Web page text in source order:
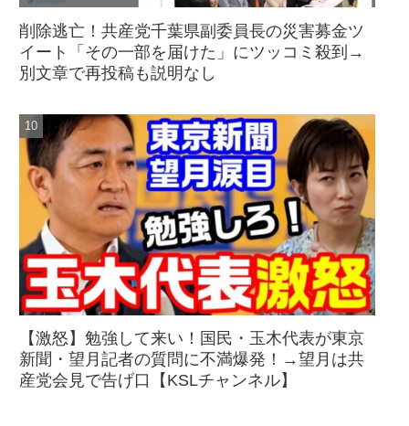
削除逃亡！共産党千葉県副委員長の災害募金ツ
イート「その一部を届けた」にツッコミ殺到→
別文章で再投稿も説明なし
【激怒】勉強して来い！国民・玉木代表が東京
新聞・望月記者の質問に不満爆発！→望月は共
産党会見で告げ口【KSLチャンネル】